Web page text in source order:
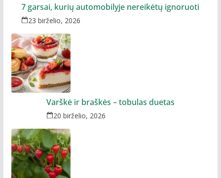
7 garsai, kurių automobilyje nereikėtų ignoruoti
23 birželio, 2026
Varškė ir braškės – tobulas duetas
20 birželio, 2026